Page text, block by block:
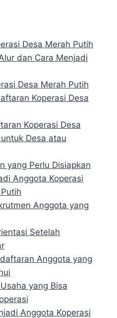
Desa Merah Putih
dan Cara Menjadi
Desa Merah Putih
Koperasi Desa
Koperasi Desa
Desa atau
yang Perlu Disiapkan
Anggota Koperasi
Anggota yang
Setelah
Anggota yang
yang Bisa
Anggota Koperasi